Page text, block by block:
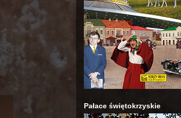
Pałace świętokrzyskie